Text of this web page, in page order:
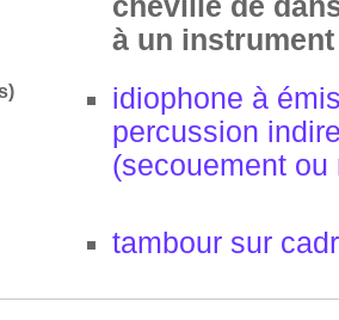
cheville de
à un
idiophone à
percussion
(secouement ou
tambour sur